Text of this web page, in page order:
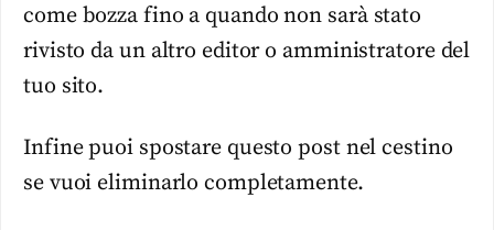
come bozza fino a quando non sarà stato
rivisto da un altro editor o amministratore del
tuo sito.
Infine puoi spostare questo post nel cestino
se vuoi eliminarlo completamente.